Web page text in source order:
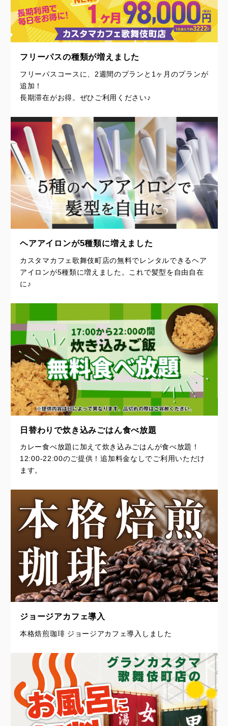
フリーパスの種類が増えました
フリーパスコースに、2週間のプランと1ヶ月のプランが
追加！
長期滞在がお得。ぜひご利用ください♪
ヘアアイロンが5種類に増えました
カスタマカフェ歌舞伎町店の無料でレンタルできるヘア
アイロンが5種類に増えました。これで髪型を自由自在
に♪
日替わりで炊き込みごはん食べ放題
カレー食べ放題に加えて炊き込みごはんが食べ放題！
12:00-22:00のご提供！追加料金なしでご利用いただけ
ます。
ジョージアカフェ導入
本格焙煎珈琲 ジョージアカフェ導入しました